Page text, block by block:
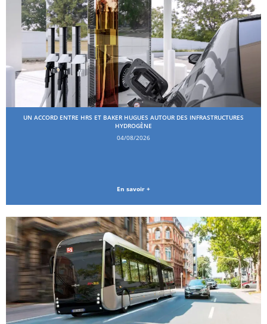
UN ACCORD ENTRE HRS ET BAKER HUGUES AUTOUR DES INFRASTRUCTURES
HYDROGÈNE
04/08/2026
En savoir +